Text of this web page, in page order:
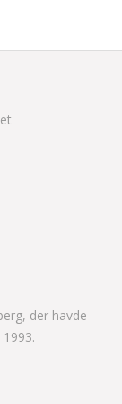
der havde